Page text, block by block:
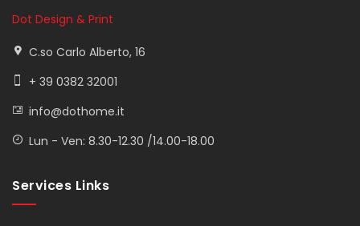
Dot Design & Print
C.so Carlo Alberto, 16
+ 39 0382 32001
info@dothome.it
Lun - Ven: 8.30-12.30 /14.00-18.00
Services Links